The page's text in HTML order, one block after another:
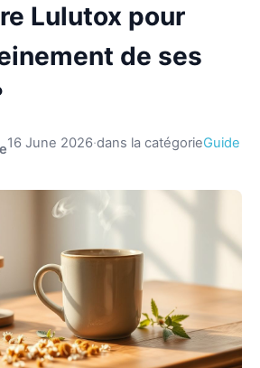
Lulutox pour
de ses
16 June 2026·dans la catégorieGuide